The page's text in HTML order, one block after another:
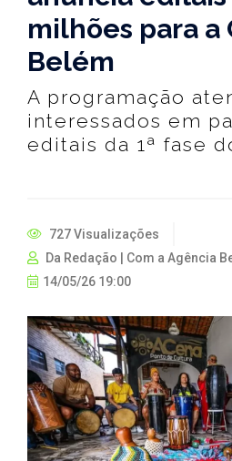
milhões para a
Belém
A programação
interessados em
editais da 1ª fase
727 Visualizações
Da Redação | Com a Agência
14/05/26 19:00